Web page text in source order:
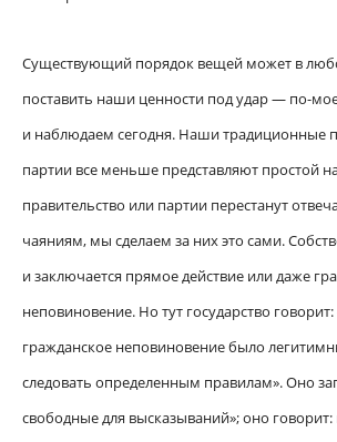
Существующий порядок вещей может в
поставить наши ценности под удар — по-
и наблюдаем сегодня. Наши традиционные
партии все меньше представляют простой
правительство или партии перестанут
чаяниям, мы сделаем за них это сами.
и заключается прямое действие или даже
неповиновение. Но тут государство
гражданское неповиновение было
следовать определенным правилам». Оно
свободные для высказываний»; оно